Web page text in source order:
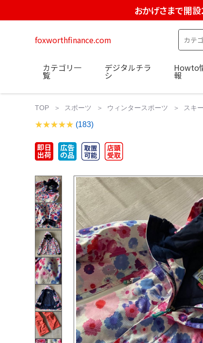
おかげさまで開
foxworthfinance.com
カテゴリ一
覧
デジタルチラ
シ
Howto
報
TOP スポーツ ウィンタースポーツ スキー
(183)